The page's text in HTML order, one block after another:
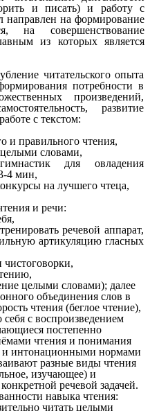
и писать) и работу с
направлен на формирование
на совершенствование
из которых является
читательского опыта
потребности в
произведений,
развитие
с текстом:
и правильного чтения,
словами,
для овладения
4 мин,
на лучшего чтеца,
и речи:
речевой аппарат,
артикуляцию гласных
чистоговорки,
целыми словами); далее
объединения слов в
чтения (беглое чтение),
с воспроизведением
постепенно
чтения и понимания
и интонационными нормами
разные виды чтения
изучающее) и
речевой задачей.
навыка чтения:
читать целыми